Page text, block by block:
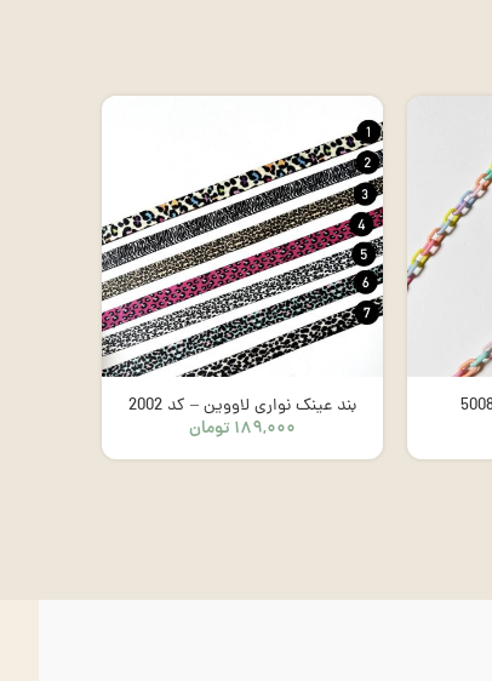
بند عینک نواری لاووین – کد 2002
۱۸۹,۰۰۰ تومان